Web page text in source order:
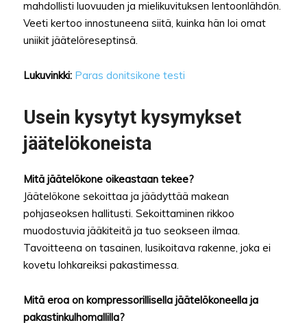
mahdollisti luovuuden ja mielikuvituksen lentoonlähdön.
Veeti kertoo innostuneena siitä, kuinka hän loi omat
uniikit jäätelöreseptinsä.
Lukuvinkki: Paras donitsikone testi
Usein kysytyt kysymykset
jäätelökoneista
Mitä jäätelökone oikeastaan tekee?
Jäätelökone sekoittaa ja jäädyttää makean
pohjaseoksen hallitusti. Sekoittaminen rikkoo
muodostuvia jääkiteitä ja tuo seokseen ilmaa.
Tavoitteena on tasainen, lusikoitava rakenne, joka ei
kovetu lohkareiksi pakastimessa.
Mitä eroa on kompressorillisella jäätelökoneella ja
pakastinkulhomallilla?